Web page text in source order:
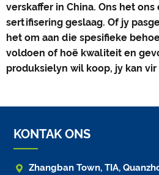
verskaffer in China. Ons het
sertifisering geslaag. Of jy
het om aan die spesifieke
voldoen of hoë kwaliteit en
produksielyn wil koop, jy kan
KONTAK ONS
 Zhangban Town, TIA,